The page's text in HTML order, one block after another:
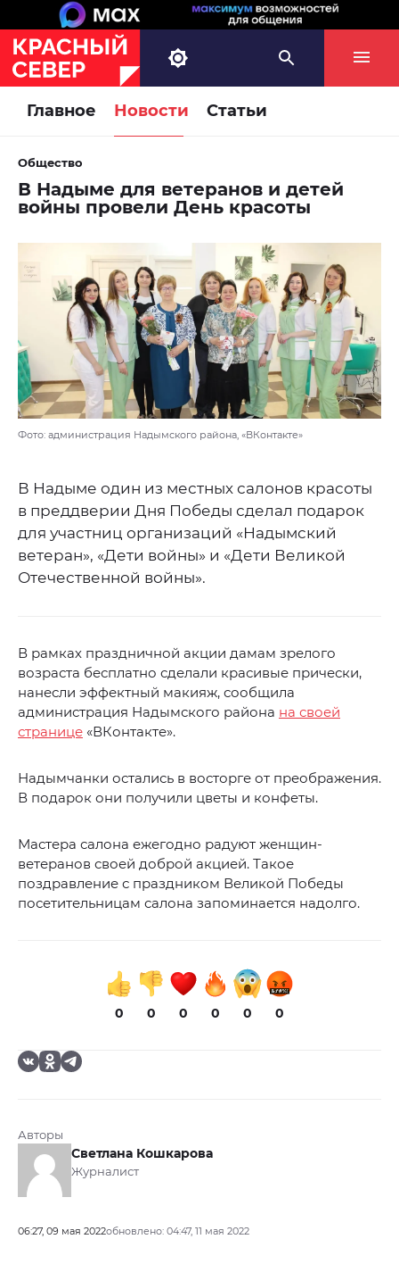
Главное Новости Статьи
Общество
В Надыме для ветеранов и детей
войны провели День красоты
Фото: администрация Надымского района, «ВКонтакте»
В Надыме один из местных салонов красоты
в преддверии Дня Победы сделал подарок
для участниц организаций «Надымский
ветеран», «Дети войны» и «Дети Великой
Отечественной войны».
В рамках праздничной акции дамам зрелого
возраста бесплатно сделали красивые прически,
нанесли эффектный макияж, сообщила
администрация Надымского района на своей
странице «ВКонтакте».
Надымчанки остались в восторге от преображения.
В подарок они получили цветы и конфеты.
Мастера салона ежегодно радуют женщин-
ветеранов своей доброй акцией. Такое
поздравление с праздником Великой Победы
посетительницам салона запоминается надолго.
0 0 0 0 0 0
Авторы
Светлана Кошкарова
Журналист
06:27, 09 мая 2022обновлено: 04:47, 11 мая 2022